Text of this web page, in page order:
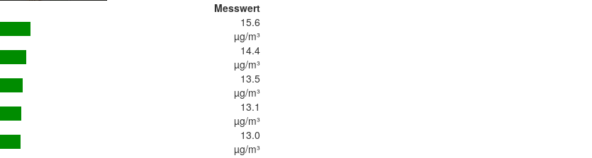
Messwert
15.6
µg/m³
14.4
µg/m³
13.5
µg/m³
13.1
µg/m³
13.0
µg/m³